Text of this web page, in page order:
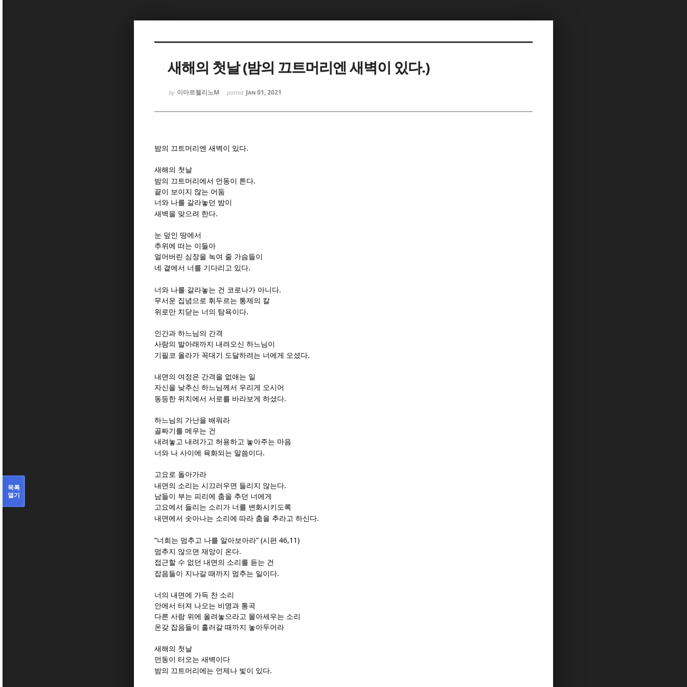
새해의 첫날 (밤의 끄트머리엔 새벽이 있다.)
by 이마르첼리노M posted Jan 01, 2021
밤의 끄트머리엔 새벽이 있다.
새해의 첫날
밤의 끄트머리에서 먼동이 튼다.
끝이 보이지 않는 어둠
너와 나를 갈라놓던 밤이
새벽을 맞으려 한다.
눈 덮인 땅에서
추위에 떠는 이들아
얼어버린 심장을 녹여 줄 가슴들이
네 곁에서 너를 기다리고 있다.
너와 나를 갈라놓는 건 코로나가 아니다.
무서운 집념으로 휘두르는 통제의 칼
위로만 치닫는 너의 탐욕이다.
인간과 하느님의 간격
사람의 발아래까지 내려오신 하느님이
기필코 올라가 꼭대기 도달하려는 너에게 오셨다.
내면의 여정은 간격을 없애는 일
자신을 낮추신 하느님께서 우리게 오시어
동등한 위치에서 서로를 바라보게 하셨다.
하느님의 가난을 배워라
골짜기를 메우는 건
내려놓고 내려가고 허용하고 놓아주는 마음
너와 나 사이에 육화되는 말씀이다.
고요로 돌아가라
내면의 소리는 시끄러우면 들리지 않는다.
남들이 부는 피리에 춤을 추던 너에게
고요에서 들리는 소리가 너를 변화시키도록
내면에서 솟아나는 소리에 따라 춤을 추라고 하신다.
“너희는 멈추고 나를 알아보아라” (시편 46,11)
멈추지 않으면 재앙이 온다.
접근할 수 없던 내면의 소리를 듣는 건
잡음들이 지나갈 때까지 멈추는 일이다.
너의 내면에 가득 찬 소리
안에서 터져 나오는 비명과 통곡
다른 사람 위에 올려놓으라고 몰아세우는 소리
온갖 잡음들이 흘러갈 때까지 놓아두어라
새해의 첫날
먼동이 터오는 새벽이다
밤의 끄트머리에는 언제나 빛이 있다.
목록
열기
Sketchbook5, 스케치북5
Sketchbook5, 스케치북5